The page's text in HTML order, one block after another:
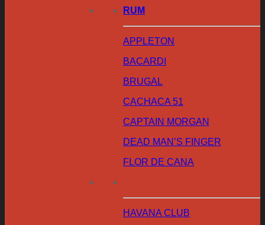
RUM
APPLETON
BACARDI
BRUGAL
CACHACA 51
CAPTAIN MORGAN
DEAD MAN’S FINGER
FLOR DE CANA
HAVANA CLUB